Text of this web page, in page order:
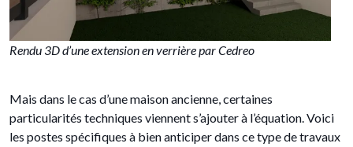
Rendu 3D d’une extension en verrière par Cedreo
Mais dans le cas d’une maison ancienne, certaines
particularités techniques viennent s’ajouter à l’équation. Voici
les postes spécifiques à bien anticiper dans ce type de travaux